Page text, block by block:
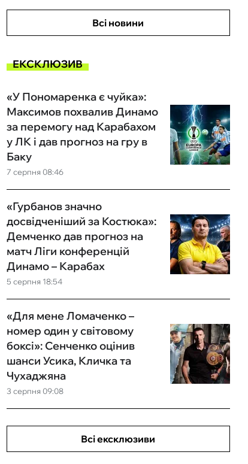
Всі новини
ЕКСКЛЮЗИВ
7 серпня 08:46
«У Пономаренка є чуйка»:
Максимов похвалив Динамо
за перемогу над Карабахом
у ЛК і дав прогноз на гру в
Баку
5 серпня 18:54
«Гурбанов значно
досвідченіший за Костюка»:
Демченко дав прогноз на
матч Ліги конференцій
Динамо – Карабах
3 серпня 09:08
«Для мене Ломаченко –
номер один у світовому
боксі»: Сенченко оцінив
шанси Усика, Кличка та
Чухаджяна
Всі ексклюзиви